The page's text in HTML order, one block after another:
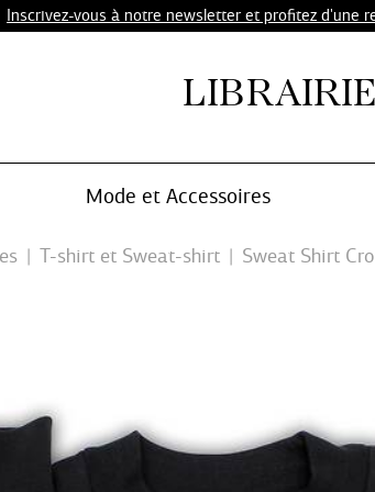
Inscrivez-vous à notre newsletter et profitez d'une
Mode et Accessoires
T-shirt et Sweat-shirt Sweat Shirt